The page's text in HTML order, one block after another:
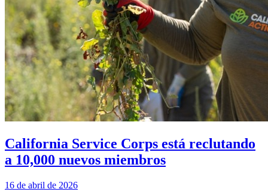
California Service Corps está reclutando
a 10,000 nuevos miembros
16 de abril de 2026